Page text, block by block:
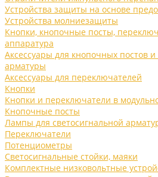
Устройства защиты на основе
Устройства молниезащиты
Кнопки, кнопочные посты,
аппаратура
Аксессуары для кнопочных постов и
арматуры
Аксессуары для переключателей
Кнопки
Кнопки и переключатели в
Кнопочные посты
Лампы для светосигнальной
Переключатели
Потенциометры
Светосигнальные стойки, маяки
Комплектные низковольтные